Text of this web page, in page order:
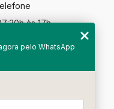
às 17h
pelo WhatsApp